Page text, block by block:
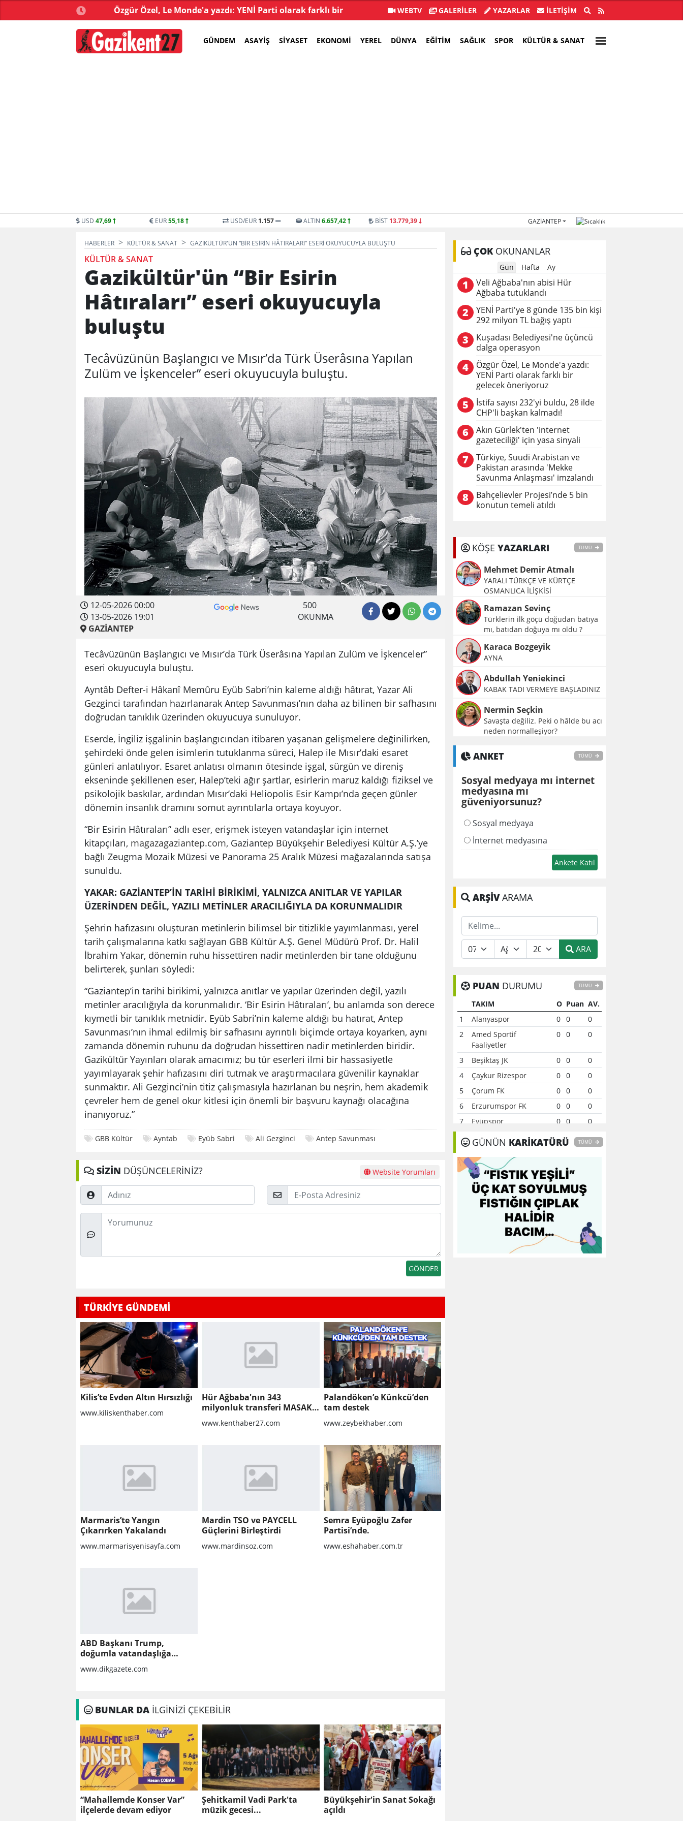
arasında 'Mekke
imzalandı
Özgür Özel, Le Monde'a yazdı: YENİ Parti olarak farklı bir
gelecek öneriyoruz
İstifa sayısı 232'yi buldu, 28 ilde CHP'li başkan kalmadı!
WEBTV GALERİLER YAZARLAR İLETIŞIM
GÜNDEM ASAYIŞ SIYASET EKONOMI YEREL DÜNYA EĞITIM SAĞLIK SPOR KÜLTÜR & SANAT
USD 47,69 EUR55,18 USD/EUR 1.157 ALTIN 6.657,42 BİST 13.779,39 GAZIANTEP
HABERLER KÜLTÜR & SANAT GAZIKÜLTÜR'ÜN “BIR ESIRIN HÂTIRALARI” ESERI OKUYUCUYLA BULUŞTU
KÜLTÜR & SANAT
Gazikültür'ün “Bir Esirin
Hâtıraları” eseri okuyucuyla
buluştu
Tecâvüzünün Başlangıcı ve Mısır’da Türk Üserâsına Yapılan
Zulüm ve İşkenceler” eseri okuyucuyla buluştu.
12-05-2026 00:00
13-05-2026 19:01
GAZİANTEP
500
OKUNMA
Tecâvüzünün Başlangıcı ve Mısır’da Türk Üserâsına Yapılan Zulüm ve İşkenceler”
eseri okuyucuyla buluştu.
Ayntâb Defter-i Hâkanî Memûru Eyüb Sabri’nin kaleme aldığı hâtırat, Yazar Ali
Gezginci tarafından hazırlanarak Antep Savunması’nın daha az bilinen bir safhasını
doğrudan tanıklık üzerinden okuyucuya sunuluyor.
Eserde, İngiliz işgalinin başlangıcından itibaren yaşanan gelişmelere değinilirken,
şehirdeki önde gelen isimlerin tutuklanma süreci, Halep ile Mısır’daki esaret
günleri anlatılıyor. Esaret anlatısı olmanın ötesinde işgal, sürgün ve direniş
ekseninde şekillenen eser, Halep’teki ağır şartlar, esirlerin maruz kaldığı fiziksel ve
psikolojik baskılar, ardından Mısır’daki Heliopolis Esir Kampı’nda geçen günler
dönemin insanlık dramını somut ayrıntılarla ortaya koyuyor.
“Bir Esirin Hâtıraları” adlı eser, erişmek isteyen vatandaşlar için internet
kitapçıları, magazagaziantep.com, Gaziantep Büyükşehir Belediyesi Kültür A.Ş.’ye
bağlı Zeugma Mozaik Müzesi ve Panorama 25 Aralık Müzesi mağazalarında satışa
sunuldu.
YAKAR: GAZİANTEP’İN TARİHİ BİRİKİMİ, YALNIZCA ANITLAR VE YAPILAR
ÜZERİNDEN DEĞİL, YAZILI METİNLER ARACILIĞIYLA DA KORUNMALIDIR
Şehrin hafızasını oluşturan metinlerin bilimsel bir titizlikle yayımlanması, yerel
tarih çalışmalarına katkı sağlayan GBB Kültür A.Ş. Genel Müdürü Prof. Dr. Halil
İbrahim Yakar, dönemin ruhu hissettiren nadir metinlerden bir tane olduğunu
belirterek, şunları söyledi:
“Gaziantep’in tarihi birikimi, yalnızca anıtlar ve yapılar üzerinden değil, yazılı
metinler aracılığıyla da korunmalıdır. ‘Bir Esirin Hâtıraları’, bu anlamda son derece
kıymetli bir tanıklık metnidir. Eyüb Sabri’nin kaleme aldığı bu hatırat, Antep
Savunması’nın ihmal edilmiş bir safhasını ayrıntılı biçimde ortaya koyarken, aynı
zamanda dönemin ruhunu da doğrudan hissettiren nadir metinlerden biridir.
Gazikültür Yayınları olarak amacımız; bu tür eserleri ilmi bir hassasiyetle
yayımlayarak şehir hafızasını diri tutmak ve araştırmacılara güvenilir kaynaklar
sunmaktır. Ali Gezginci’nin titiz çalışmasıyla hazırlanan bu neşrin, hem akademik
çevreler hem de genel okur kitlesi için önemli bir başvuru kaynağı olacağına
inanıyoruz.”
GBB Kültür Ayntab Eyüb Sabri Ali Gezginci Antep Savunması
SİZİN DÜŞÜNCELERİNİZ? Website Yorumları
Adınız
Posta
Düşünceleriniz
TÜRKİYE GÜNDEMİ
Kilis’te Evden Altın Hırsızlığı
www.kiliskenthaber.com
Hür Ağbaba'nın 343
milyonluk transferi MASAK
raporunda! Veli Ağbaba'ya
milyonlar gitmiş
www.kenthaber27.com
Palandöken’e Künkcü’den
tam destek
www.zeybekhaber.com
Marmaris’te Yangın
Çıkarırken Yakalandı
www.marmarisyenisayfa.com
Mardin TSO ve PAYCELL
Güçlerini Birleştirdi
www.mardinsoz.com
Semra Eyüpoğlu Zafer
Partisi’nde.
www.eshahaber.com.tr
ABD Başkanı Trump,
doğumla vatandaşlığa
yönelik kısıtlamaları
genişleten kararnameler
www.dikgazete.com
BUNLAR DA İLGİNİZİ ÇEKEBİLİR
“Mahallemde Konser Var”
ilçelerde devam ediyor
Şehitkamil Vadi Park'ta
müzik gecesi...
Büyükşehir'in Sanat Sokağı
açıldı
ÇOKOKUNANLAR
Gün Hafta Ay
1
Veli Ağbaba'nın abisi Hür
Ağbaba tutuklandı
2
YENİ Parti'ye 8 günde 135 bin kişi
292 milyon TL bağış yaptı
3
Kuşadası Belediyesi'ne üçüncü
dalga operasyon
4
Özgür Özel, Le Monde'a yazdı:
YENİ Parti olarak farklı bir
gelecek öneriyoruz
5
İstifa sayısı 232'yi buldu, 28 ilde
CHP'li başkan kalmadı!
6
Akın Gürlek'ten 'internet
gazeteciliği' için yasa sinyali
7
Türkiye, Suudi Arabistan ve
Pakistan arasında 'Mekke
Savunma Anlaşması' imzalandı
8
Bahçelievler Projesi’nde 5 bin
konutun temeli atıldı
KÖŞE YAZARLARI TÜMÜ
Mehmet Demir Atmalı
YARALI TÜRKÇE VE KÜRTÇE
OSMANLICA İLİŞKİSİ
Ramazan Sevinç
Türklerin ilk göçü doğudan batıya
mı, batıdan doğuya mı oldu ?
Karaca Bozgeyik
AYNA
Abdullah Yeniekinci
KABAK TADI VERMEYE BAŞLADINIZ
Nermin Seçkin
Savaşta değiliz. Peki o hâlde bu acı
neden normalleşiyor?
ANKET TÜMÜ
Sosyal medyaya mı internet
medyasına mı
güveniyorsunuz?
Sosyal medyaya
İnternet medyasına
ARŞİVARAMA
ARA
PUAN DURUMU TÜMÜ
TAKIM O Puan AV.
1
Alanyaspor 0 0
0
2
Amed Sportif
Faaliyetler
0 0 0
3 Beşiktaş JK 0 0
0
4
Çaykur Rizespor 0 0
0
5
Çorum FK 0 0
0
6
Erzurumspor FK 0 0
0
7
Eyüpspor 0 0
0
8
Fenerbahçe 0
0
10 Gaziantep FK 0 0
Gençlerbirliği 0 0
Göztepe 0 0
Başakşehir FK
Kasımpaşa
0
0
0
GÜNÜN KARİKATÜRÜ TÜMÜ